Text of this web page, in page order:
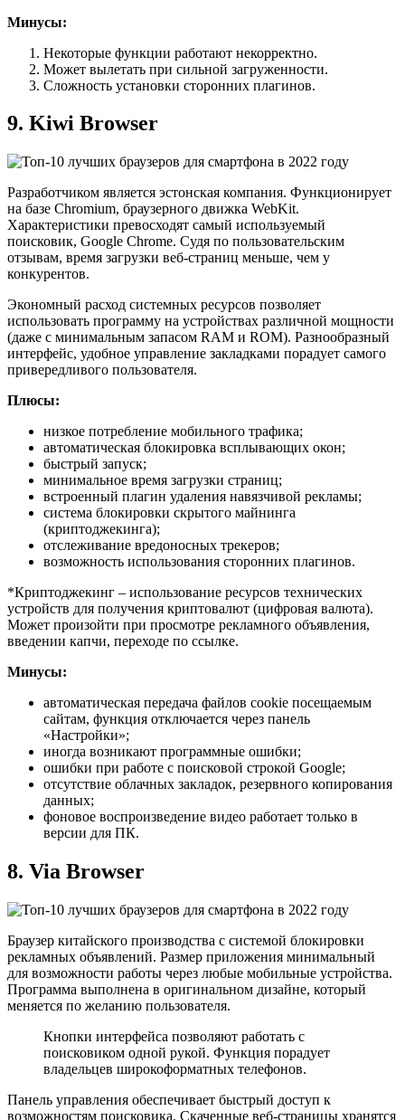
Минусы:
Некоторые функции работают некорректно.
Может вылетать при сильной загруженности.
Сложность установки сторонних плагинов.
9. Kiwi Browser
Разработчиком является эстонская компания. Функционирует
на базе Chromium, браузерного движка WebKit.
Характеристики превосходят самый используемый
поисковик, Google Chrome. Судя по пользовательским
отзывам, время загрузки веб-страниц меньше, чем у
конкурентов.
Экономный расход системных ресурсов позволяет
использовать программу на устройствах различной мощности
(даже с минимальным запасом RAM и ROM). Разнообразный
интерфейс, удобное управление закладками порадует самого
привередливого пользователя.
Плюсы:
низкое потребление мобильного трафика;
автоматическая блокировка всплывающих окон;
быстрый запуск;
минимальное время загрузки страниц;
встроенный плагин удаления навязчивой рекламы;
система блокировки скрытого майнинга
(криптоджекинга);
отслеживание вредоносных трекеров;
возможность использования сторонних плагинов.
*Криптоджекинг – использование ресурсов технических
устройств для получения криптовалют (цифровая валюта).
Может произойти при просмотре рекламного объявления,
введении капчи, переходе по ссылке.
Минусы:
автоматическая передача файлов cookie посещаемым
сайтам, функция отключается через панель
«Настройки»;
иногда возникают программные ошибки;
ошибки при работе с поисковой строкой Google;
отсутствие облачных закладок, резервного копирования
данных;
фоновое воспроизведение видео работает только в
версии для ПК.
8. Via Browser
Браузер китайского производства с системой блокировки
рекламных объявлений. Размер приложения минимальный
для возможности работы через любые мобильные устройства.
Программа выполнена в оригинальном дизайне, который
меняется по желанию пользователя.
Кнопки интерфейса позволяют работать с
поисковиком одной рукой. Функция порадует
владельцев широкоформатных телефонов.
Панель управления обеспечивает быстрый доступ к
возможностям поисковика. Скаченные веб-страницы хранятся